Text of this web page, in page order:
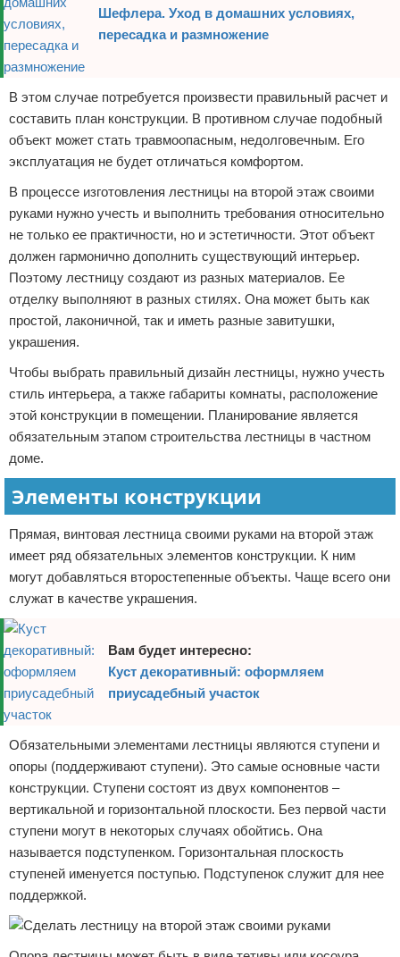
Шефлера. Уход в домашних условиях,
пересадка и размножение
В этом случае потребуется произвести правильный расчет и
составить план конструкции. В противном случае подобный
объект может стать травмоопасным, недолговечным. Его
эксплуатация не будет отличаться комфортом.
В процессе изготовления лестницы на второй этаж своими
руками нужно учесть и выполнить требования относительно
не только ее практичности, но и эстетичности. Этот объект
должен гармонично дополнить существующий интерьер.
Поэтому лестницу создают из разных материалов. Ее
отделку выполняют в разных стилях. Она может быть как
простой, лаконичной, так и иметь разные завитушки,
украшения.
Чтобы выбрать правильный дизайн лестницы, нужно учесть
стиль интерьера, а также габариты комнаты, расположение
этой конструкции в помещении. Планирование является
обязательным этапом строительства лестницы в частном
доме.
Элементы конструкции
Прямая, винтовая лестница своими руками на второй этаж
имеет ряд обязательных элементов конструкции. К ним
могут добавляться второстепенные объекты. Чаще всего они
служат в качестве украшения.
Вам будет интересно:
Куст декоративный: оформляем
приусадебный участок
Обязательными элементами лестницы являются ступени и
опоры (поддерживают ступени). Это самые основные части
конструкции. Ступени состоят из двух компонентов –
вертикальной и горизонтальной плоскости. Без первой части
ступени могут в некоторых случаях обойтись. Она
называется подступенком. Горизонтальная плоскость
ступеней именуется поступью. Подступенок служит для нее
поддержкой.